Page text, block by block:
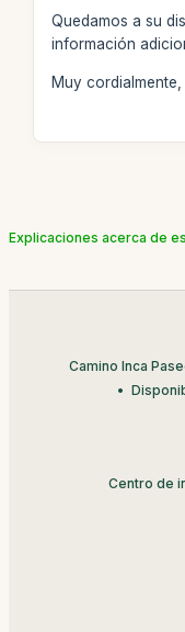
Quedamos a su
información
Muy cordialmente,
Explicaciones acerca de
Camino Inca
Centro de